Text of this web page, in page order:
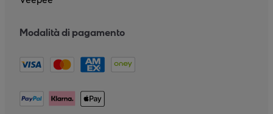
Modalità di pagamento